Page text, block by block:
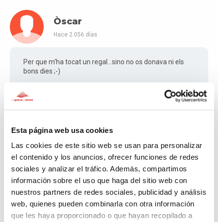
Esta página web usa cookies
Las cookies de este sitio web se usan para personalizar
el contenido y los anuncios, ofrecer funciones de redes
sociales y analizar el tráfico. Además, compartimos
información sobre el uso que haga del sitio web con
nuestros partners de redes sociales, publicidad y análisis
web, quienes pueden combinarla con otra información
que les haya proporcionado o que hayan recopilado a
Òscar
Hace 2.056 días
Per que m'ha tocat un regal...sino no os donava ni els
bons dies ;-)
Hace 2.057 días
Josep
Jordi
Hace 2.057 días